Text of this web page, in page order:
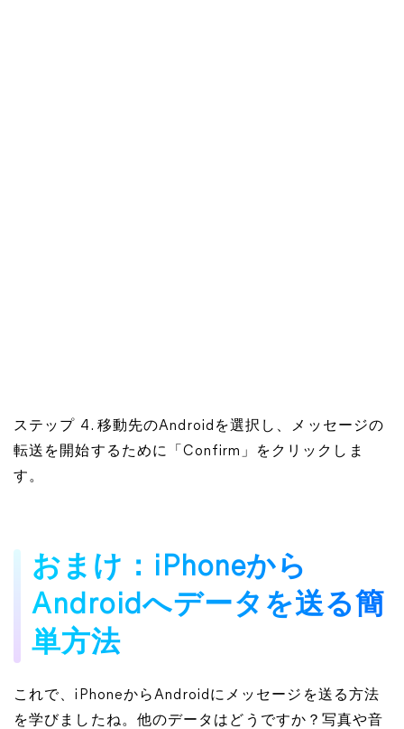
ステップ 4. 移動先のAndroidを選択し、メッセージの
転送を開始するために「Confirm」をクリックしま
す。
おまけ：iPhoneから
Androidへデータを送る簡
単方法
これで、iPhoneからAndroidにメッセージを送る方法
を学びましたね。他のデータはどうですか？写真や音